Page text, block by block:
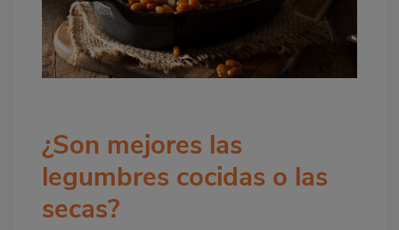
¿Son mejores las
legumbres cocidas o las
secas?